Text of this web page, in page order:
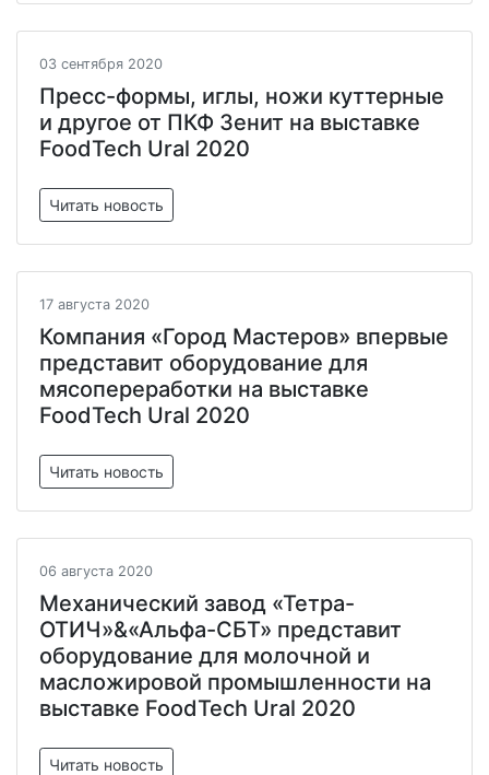
03 сентября 2020
Пресс-формы, иглы, ножи куттерные
и другое от ПКФ Зенит на выставке
FoodTech Ural 2020
Читать новость
17 августа 2020
Компания «Город Мастеров» впервые
представит оборудование для
мясопереработки на выставке
FoodTech Ural 2020
Читать новость
06 августа 2020
Механический завод «Тетра-
ОТИЧ»&«Альфа-СБТ» представит
оборудование для молочной и
масложировой промышленности на
выставке FoodTech Ural 2020
Читать новость